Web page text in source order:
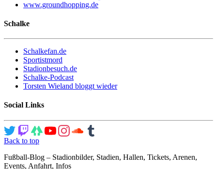
www.groundhopping.de
Schalke
Schalkefan.de
Sportistmord
Stadionbesuch.de
Schalke-Podcast
Torsten Wieland bloggt wieder
Social Links
Back to top
Fußball-Blog – Stadionbilder, Stadien, Hallen, Tickets, Arenen,
Events, Anfahrt, Infos